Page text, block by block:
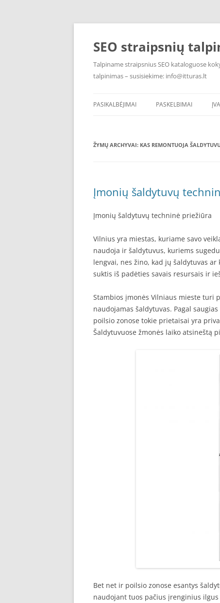
Pereiti
SEO straipsnių
Talpiname straipsnius SEO kataloguose
talpinimas – susisiekime: info@itturas.lt
PASIKALBĖJIMAI PASKELBIMAI
ŽYMŲ ARCHYVAI: KAS REMONTUOJA
Įmonių šaldytuvų
Įmonių šaldytuvų techninė priežiūra
Vilnius yra miestas, kuriame savo
naudoja ir šaldytuvus, kuriems
lengvai, nes žino, kad jų šaldytuvas
suktis iš padėties savais resursais ir
Stambios įmonės Vilniaus mieste turi
naudojamas šaldytuvas. Pagal
poilsio zonose tokie prietaisai yra
Šaldytuvuose žmonės laiko atsineštą
Bet net ir poilsio zonose esantys
naudojant tuos pačius įrenginius